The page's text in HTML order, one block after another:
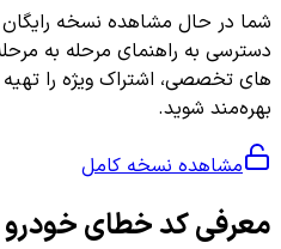
شما در حال مشاهده نسخه رایگان
دسترسی به راهنمای مرحله به
های تخصصی، اشتراک ویژه را تهیه
بهره‌مند شوید.
مشاهده نسخه کامل
معرفی کد خطای خودرو P0417